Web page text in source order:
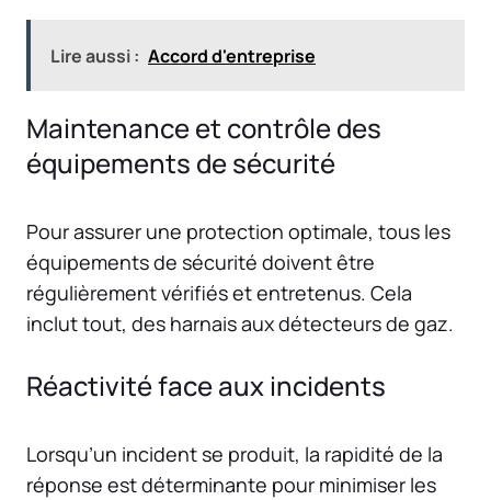
Lire aussi : Accord d'entreprise
Maintenance et contrôle des
équipements de sécurité
Pour assurer une protection optimale, tous les
équipements de sécurité doivent être
régulièrement vérifiés et entretenus. Cela
inclut tout, des harnais aux détecteurs de gaz.
Réactivité face aux incidents
Lorsqu’un incident se produit, la rapidité de la
réponse est déterminante pour minimiser les